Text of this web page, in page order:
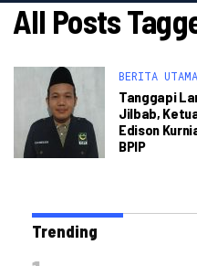
All Posts
BERITA UTAMA
Tanggapi
Jilbab,
Edison
BPIP
Trending